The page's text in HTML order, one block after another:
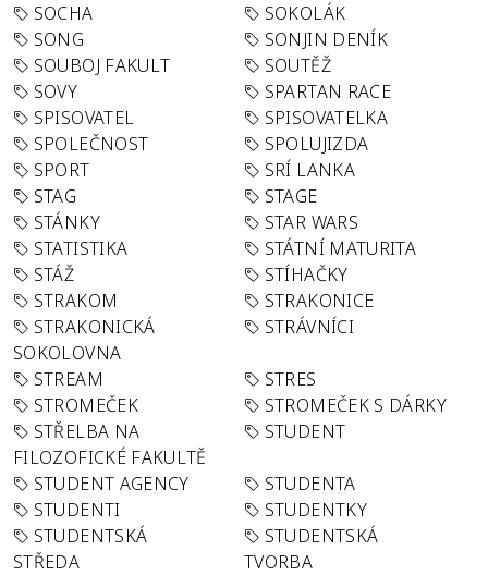
SOCHA
SOKOLÁK
SONG
SONJIN DENÍK
SOUBOJ FAKULT
SOUTĚŽ
SOVY
SPARTAN RACE
SPISOVATEL
SPISOVATELKA
SPOLEČNOST
SPOLUJIZDA
SPORT
SRÍ LANKA
STAG
STAGE
STÁNKY
STAR WARS
STATISTIKA
STÁTNÍ MATURITA
STÁŽ
STÍHAČKY
STRAKOM
STRAKONICE
STRAKONICKÁ
SOKOLOVNA
STRÁVNÍCI
STREAM
STRES
STROMEČEK
STROMEČEK S DÁRKY
STŘELBA NA
FILOZOFICKÉ FAKULTĚ
STUDENT
STUDENT AGENCY
STUDENTA
STUDENTI
STUDENTKY
STUDENTSKÁ
STŘEDA
STUDENTSKÁ
TVORBA